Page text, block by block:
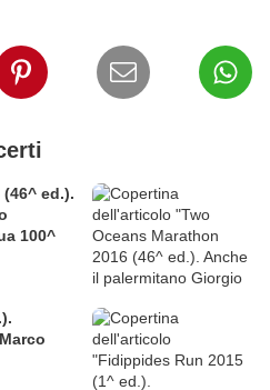
ed.).
100^